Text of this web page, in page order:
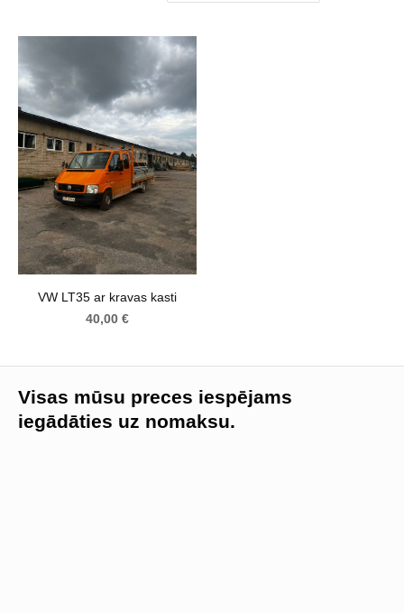
Visas mūsu preces iespējams
iegādāties uz nomaksu.
VW LT35 ar kravas kasti
40,00 €